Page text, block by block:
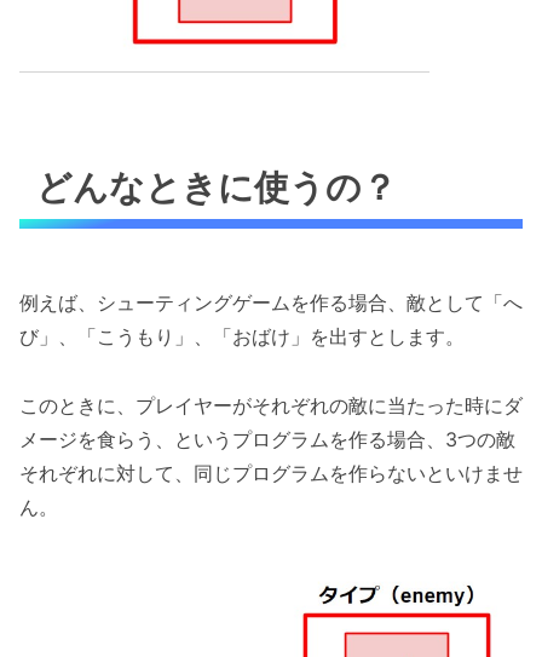
どんなときに使うの？
例えば、シューティングゲームを作る場合、敵として「へ
び」、「こうもり」、「おばけ」を出すとします。
このときに、プレイヤーがそれぞれの敵に当たった時にダ
メージを食らう、というプログラムを作る場合、3つの敵
それぞれに対して、同じプログラムを作らないといけませ
ん。